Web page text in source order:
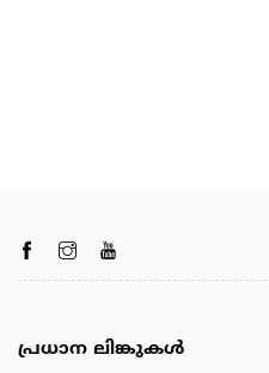
പ്രധാന ലിങ്കുകൾ